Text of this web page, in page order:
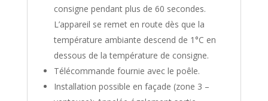
consigne pendant plus de 60 secondes.
L’appareil se remet en route dès que la
température ambiante descend de 1°C en
dessous de la température de consigne.
Télécommande fournie avec le poêle.
Installation possible en façade (zone 3 –